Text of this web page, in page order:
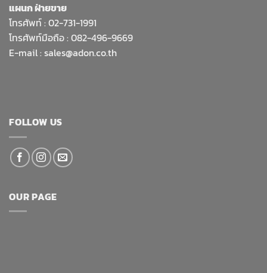
แผนก ฝ่ายขาย
โทรศัพท์ : 02-731-1991
โทรศัพท์มือถือ : 082-496-9669
E-mail : sales@adon.co.th
FOLLOW US
OUR PAGE